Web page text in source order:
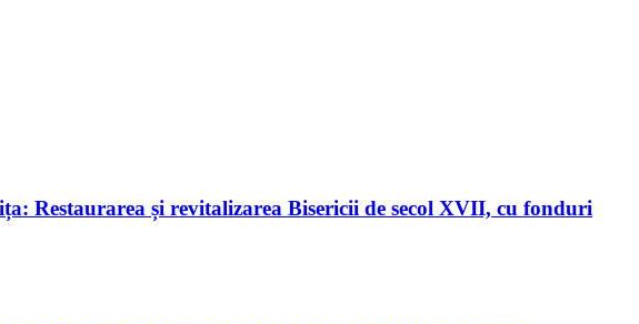
Restaurarea și revitalizarea Bisericii de secol XVII, cu fonduri